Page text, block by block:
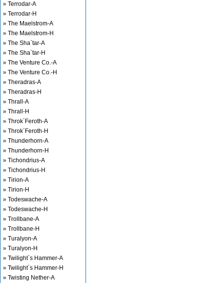
» Terrodar-A
» Terrodar-H
» The Maelstrom-A
» The Maelstrom-H
» The Sha`tar-A
» The Sha`tar-H
» The Venture Co.-A
» The Venture Co.-H
» Theradras-A
» Theradras-H
» Thrall-A
» Thrall-H
» Throk`Feroth-A
» Throk`Feroth-H
» Thunderhorn-A
» Thunderhorn-H
» Tichondrius-A
» Tichondrius-H
» Tirion-A
» Tirion-H
» Todeswache-A
» Todeswache-H
» Trollbane-A
» Trollbane-H
» Turalyon-A
» Turalyon-H
» Twilight`s Hammer-A
» Twilight`s Hammer-H
» Twisting Nether-A